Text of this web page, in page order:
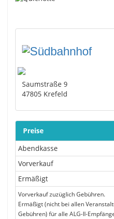
Saumstraße 9
47805 Krefeld
Preise
Abendkasse
Vorverkauf
Ermäßigt
Vorverkauf zuzüglich Gebühren.
Ermäßigt (nicht bei allen
Gebühren) für alle ALG-II-